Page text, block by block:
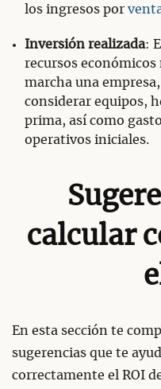
los ingresos por
Inversión realizada:
recursos económicos
marcha una
considerar equipos,
prima, así como
operativos iniciales.
calcular
En esta sección te
sugerencias que te
correctamente el ROI